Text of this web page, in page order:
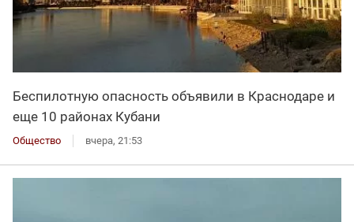
Беспилотную опасность объявили в Краснодаре и
еще 10 районах Кубани
Общество вчера, 21:53